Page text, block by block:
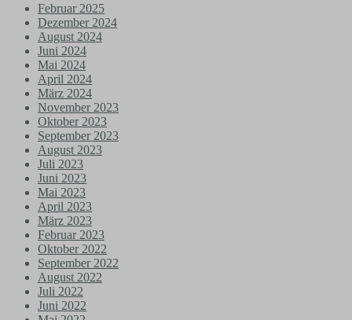
Februar 2025
Dezember 2024
August 2024
Juni 2024
Mai 2024
April 2024
März 2024
November 2023
Oktober 2023
September 2023
August 2023
Juli 2023
Juni 2023
Mai 2023
April 2023
März 2023
Februar 2023
Oktober 2022
September 2022
August 2022
Juli 2022
Juni 2022